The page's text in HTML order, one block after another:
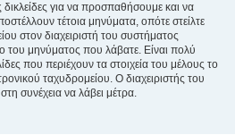
για να προσπαθήσουμε και να
τέτοια μηνύματα, οπότε στείλτε
στον διαχειριστή του συστήματος
του μηνύματος που λάβατε. Είναι πολύ
που περιέχουν τα στοιχεία του μέλους το
ταχυδρομείου. Ο διαχειριστής του
συνέχεια να λάβει μέτρα.